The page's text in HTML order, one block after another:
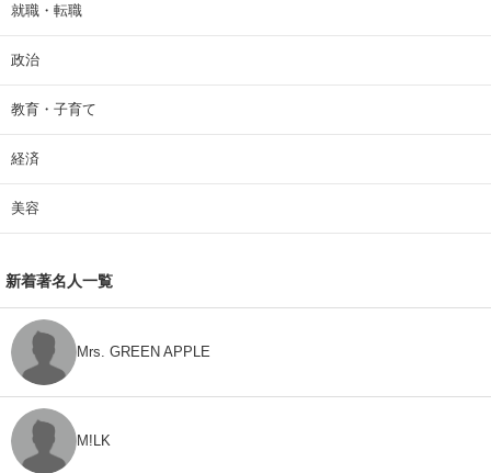
就職・転職
政治
教育・子育て
経済
美容
新着著名人一覧
Mrs. GREEN APPLE
M!LK